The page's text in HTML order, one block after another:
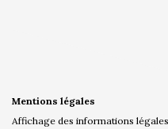
Mentions légales
Affichage des informations